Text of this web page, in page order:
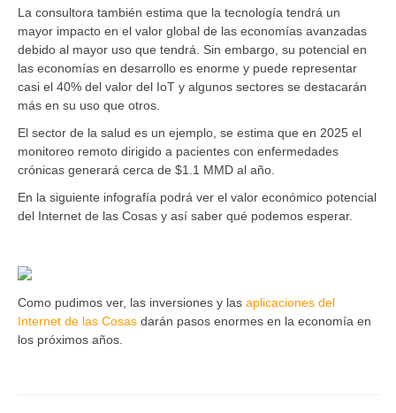
La consultora también estima que la tecnología tendrá un
mayor impacto en el valor global de las economías avanzadas
debido al mayor uso que tendrá. Sin embargo, su potencial en
las economías en desarrollo es enorme y puede representar
casi el 40% del valor del IoT y algunos sectores se destacarán
más en su uso que otros.
El sector de la salud es un ejemplo, se estima que en 2025 el
monitoreo remoto dirigido a pacientes con enfermedades
crónicas generará cerca de $1.1 MMD al año.
En la siguiente infografía podrá ver el valor económico potencial
del Internet de las Cosas y así saber qué podemos esperar.
Como pudimos ver, las inversiones y las aplicaciones del
Internet de las Cosas darán pasos enormes en la economía en
los próximos años.